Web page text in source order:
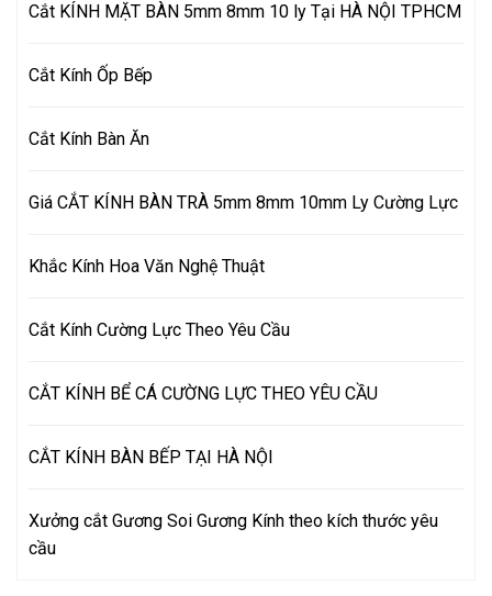
Cắt KÍNH MẶT BÀN 5mm 8mm 10 ly Tại HÀ NỘI TPHCM
Cắt Kính Ốp Bếp
Cắt Kính Bàn Ăn
Giá CẮT KÍNH BÀN TRÀ 5mm 8mm 10mm Ly Cường Lực
Khắc Kính Hoa Văn Nghệ Thuật
Cắt Kính Cường Lực Theo Yêu Cầu
CẮT KÍNH BỂ CÁ CƯỜNG LỰC THEO YÊU CẦU
CẮT KÍNH BÀN BẾP TẠI HÀ NỘI
Xưởng cắt Gương Soi Gương Kính theo kích thước yêu
cầu